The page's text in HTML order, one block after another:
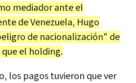
mediadoranteel
deVenezuela, Hugo
de nacionalización" de
queel holding.
, los pagostuvieron quever